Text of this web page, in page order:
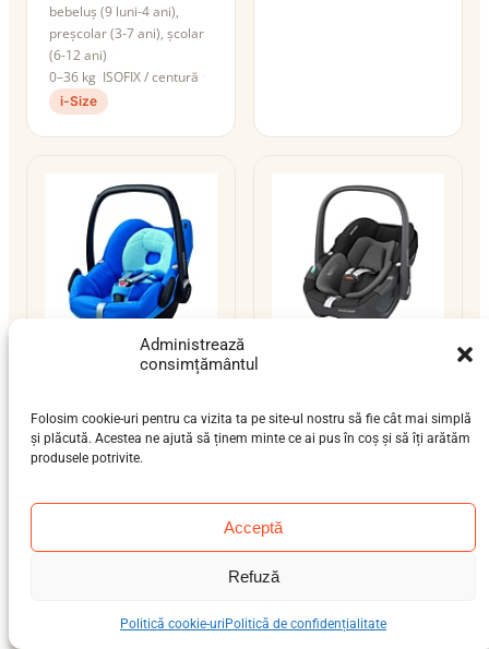
Administrează
consimțământul
Folosim cookie-uri pentru ca vizita ta pe site-ul nostru să fie cât mai simplă
și plăcută. Acestea ne ajută să ținem minte ce ai pus în coș și să îți arătăm
produsele potrivite.
Acceptă
Refuză
Politică cookie-uri Politică de confidențialitate
bebeluș (9 luni-4 ani),
preșcolar (3-7 ani), școlar
(6-12 ani)
0–36 kg ISOFIX / centură
i-Size
nou-născut (0-12 luni)
0–13 kgISOFIX / centură
360
nou-născut (0-12 luni)